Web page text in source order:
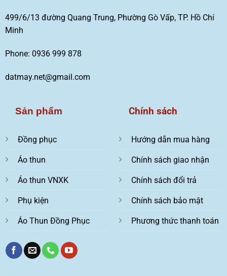
499/6/13 đường Quang Trung, Phường Gò Vấp, TP. Hồ Chí
Minh
Phone: 0936 999 878
datmay.net@gmail.com
Sản phẩm
Đồng phục
Áo thun
Áo thun VNXK
Phụ kiện
Áo Thun Đồng Phục
Chính sách
Hướng dẫn mua hàng
Chính sách giao nhận
Chính sách đổi trả
Chính sách bảo mật
Phương thức thanh toán